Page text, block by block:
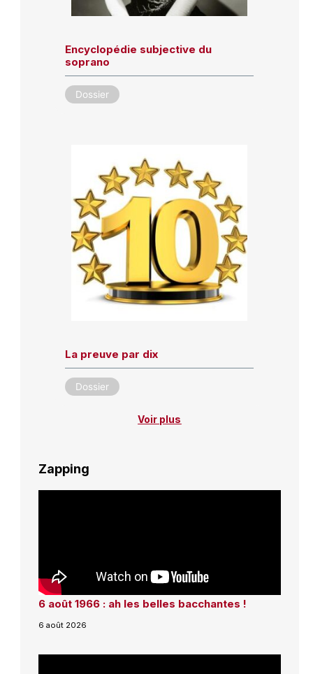
Encyclopédie subjective du
soprano
Dossier
La preuve par dix
Dossier
Voir plus
Zapping
6 août 1966 : ah les belles bacchantes !
6 août 2026